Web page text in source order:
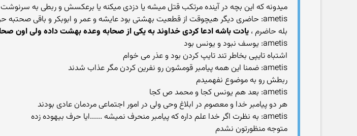
میدونه که این بچه در آینده مرتکب قتل میشه یا دزدی میکنه یا برعکسش و ربطی به
ametis: حاضری دیگر هیچوقت از قطعیت بهشتی بود عایشه و عمر و ابوبکر و باقی صحتبه حرف نزنی و دفاع نکنی
بله حاضرم ،یادت باشه ادعا کردی خداوند به یکی از صحابه وعده بهشت داده ولی اون
ametis: یوسف نبود و یونس بود
اشتباه تایپی بخاطر تند تایپ کردن بود و عذر می خوام
ametis: ضمنا این همه پیامبر قومشون رو نفرین کردن مگر عذاب شدند
ربطش رو به موضوع نفهمیدم
ametis: بعد هم یونس کجا و محمد ص کجا
هر دو پیامبر خدا و معصوم در ابلاغ وحی ولی در امور اجتماعی مردمان عادی بودند
ametis: به نظرت اگر خدا علم داره که پیامبر منحرف نمیشه ......ایا حرف بیهوده زده
متوجه منظورتون نشدم